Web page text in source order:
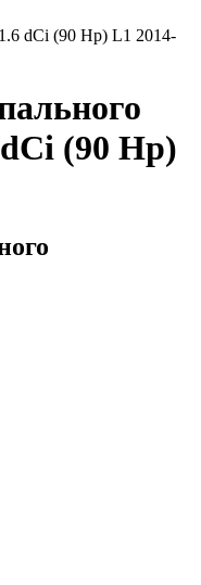
dCi (90 Hp) L1 2014-
(90 Hp)